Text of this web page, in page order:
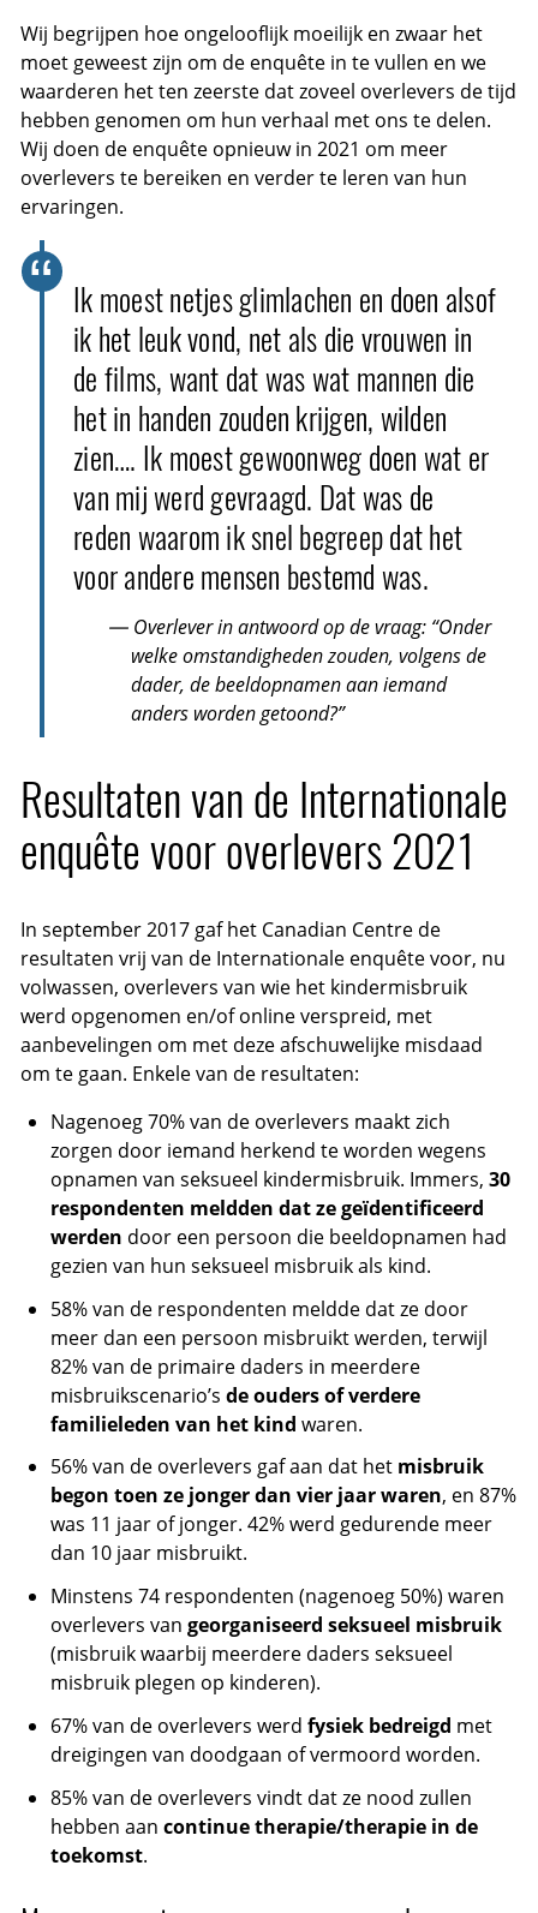
Wij begrijpen hoe ongelooflijk moeilijk en zwaar het
moet geweest zijn om de enquête in te vullen en we
waarderen het ten zeerste dat zoveel overlevers de tijd
hebben genomen om hun verhaal met ons te delen.
Wij doen de enquête opnieuw in 2021 om meer
overlevers te bereiken en verder te leren van hun
ervaringen.
Ik moest netjes glimlachen en doen alsof
ik het leuk vond, net als die vrouwen in
de films, want dat was wat mannen die
het in handen zouden krijgen, wilden
zien…. Ik moest gewoonweg doen wat er
van mij werd gevraagd. Dat was de
reden waarom ik snel begreep dat het
voor andere mensen bestemd was.
— Overlever in antwoord op de vraag: “Onder
welke omstandigheden zouden, volgens de
dader, de beeldopnamen aan iemand
anders worden getoond?”
Resultaten van de Internationale
enquête voor overlevers 2021
In september 2017 gaf het Canadian Centre de
resultaten vrij van de Internationale enquête voor, nu
volwassen, overlevers van wie het kindermisbruik
werd opgenomen en/of online verspreid, met
aanbevelingen om met deze afschuwelijke misdaad
om te gaan. Enkele van de resultaten:
Nagenoeg 70% van de overlevers maakt zich
zorgen door iemand herkend te worden wegens
opnamen van seksueel kindermisbruik. Immers, 30
respondenten meldden dat ze geïdentificeerd
werden door een persoon die beeldopnamen had
gezien van hun seksueel misbruik als kind.
58% van de respondenten meldde dat ze door
meer dan een persoon misbruikt werden, terwijl
82% van de primaire daders in meerdere
misbruikscenario’s de ouders of verdere
familieleden van het kind waren.
56% van de overlevers gaf aan dat het misbruik
begon toen ze jonger dan vier jaar waren, en 87%
was 11 jaar of jonger. 42% werd gedurende meer
dan 10 jaar misbruikt.
Minstens 74 respondenten (nagenoeg 50%) waren
overlevers van georganiseerd seksueel misbruik
(misbruik waarbij meerdere daders seksueel
misbruik plegen op kinderen).
67% van de overlevers werd fysiek bedreigd met
dreigingen van doodgaan of vermoord worden.
85% van de overlevers vindt dat ze nood zullen
hebben aan continue therapie/therapie in de
toekomst.